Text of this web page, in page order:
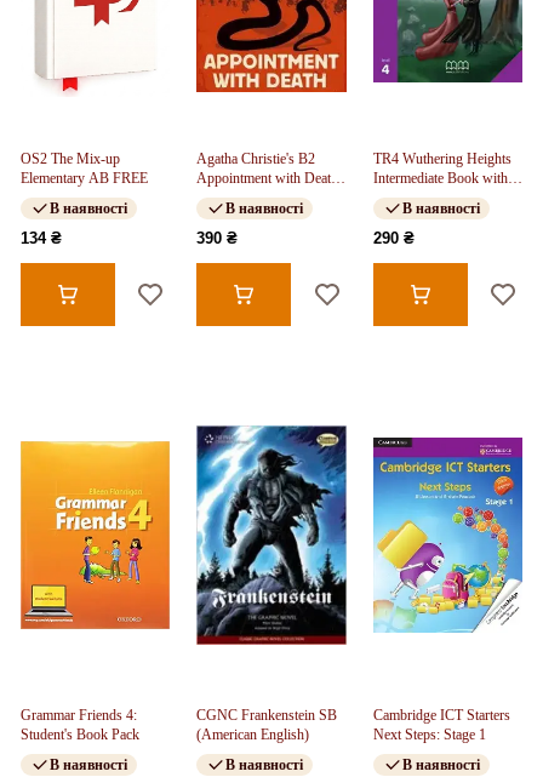
OS2 The Mix-up
Elementary AB FREE
В наявності
134 ₴
Agatha Christie's B2
Appointment with Death
with Audio CD
В наявності
390 ₴
TR4 Wuthering Heights
Intermediate Book with
CD
В наявності
290 ₴
Grammar Friends 4:
Student's Book Pack
В наявності
CGNC Frankenstein SB
(American English)
В наявності
Cambridge ICT Starters
Next Steps: Stage 1
В наявності